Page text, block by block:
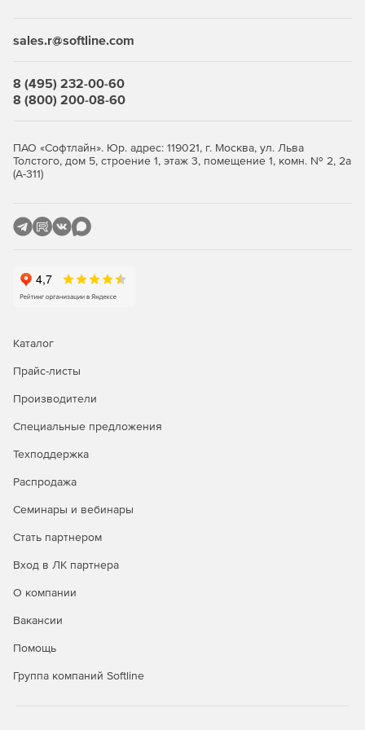
sales.r@softline.com
8 (495) 232-00-60
8 (800) 200-08-60
ПАО «Софтлайн». Юр. адрес: 119021, г. Москва, ул. Льва
Толстого, дом 5, строение 1, этаж 3, помещение 1, комн. № 2, 2а
(А-311)
Каталог
Прайс-листы
Производители
Специальные предложения
Техподдержка
Распродажа
Семинары и вебинары
Стать партнером
Вход в ЛК партнера
О компании
Вакансии
Помощь
Группа компаний Softline